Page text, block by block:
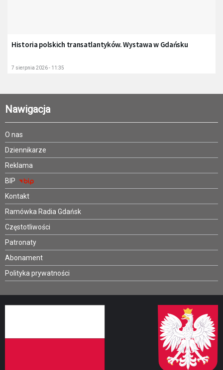
Historia polskich transatlantyków. Wystawa w Gdańsku
7 sierpnia 2026 - 11:35
Nawigacja
O nas
Dziennikarze
Reklama
BIP
Kontakt
Ramówka Radia Gdańsk
Częstotliwości
Patronaty
Abonament
Polityka prywatności